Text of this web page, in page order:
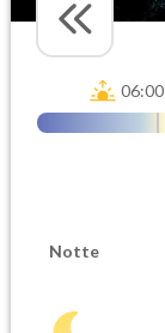
06:00
Notte